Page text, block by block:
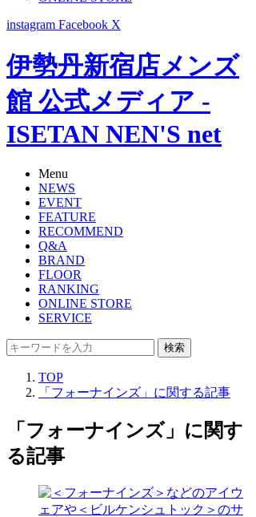
instagram Facebook X
伊勢丹新宿店メンズ
館 公式メディア -
ISETAN NEN'S net
Menu
NEWS
EVENT
FEATURE
RECOMMEND
Q&A
BRAND
FLOOR
RANKING
ONLINE STORE
SERVICE
検索
TOP
「フォーナインズ」に関する記事
「フォーナインズ」に関す
る記事